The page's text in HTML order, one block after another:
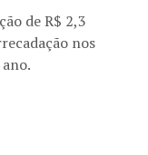
de R$ 2,3
nos